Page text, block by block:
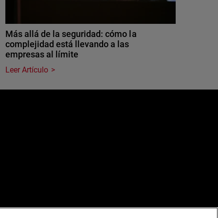
Más allá de la seguridad: cómo la
complejidad está llevando a las
empresas al límite
Leer Artículo